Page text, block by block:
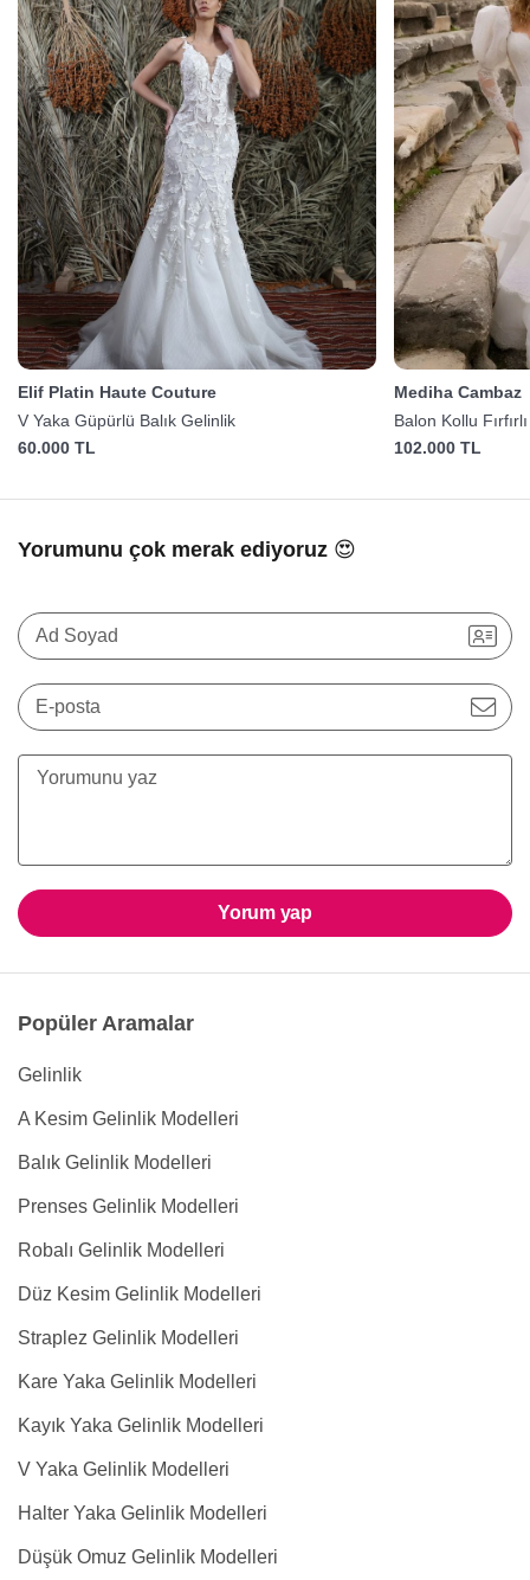
Elif Platin Haute Couture
V Yaka Güpürlü Balık Gelinlik
60.000 TL
Mediha Cambaz
Balon Kollu
102.000 TL
Yorumunu çok merak ediyoruz 😍
Ad Soyad
E-posta
Yorum yap
Popüler Aramalar
Gelinlik
A Kesim Gelinlik Modelleri
Balık Gelinlik Modelleri
Prenses Gelinlik Modelleri
Robalı Gelinlik Modelleri
Düz Kesim Gelinlik Modelleri
Straplez Gelinlik Modelleri
Kare Yaka Gelinlik Modelleri
Kayık Yaka Gelinlik Modelleri
V Yaka Gelinlik Modelleri
Halter Yaka Gelinlik Modelleri
Düşük Omuz Gelinlik Modelleri